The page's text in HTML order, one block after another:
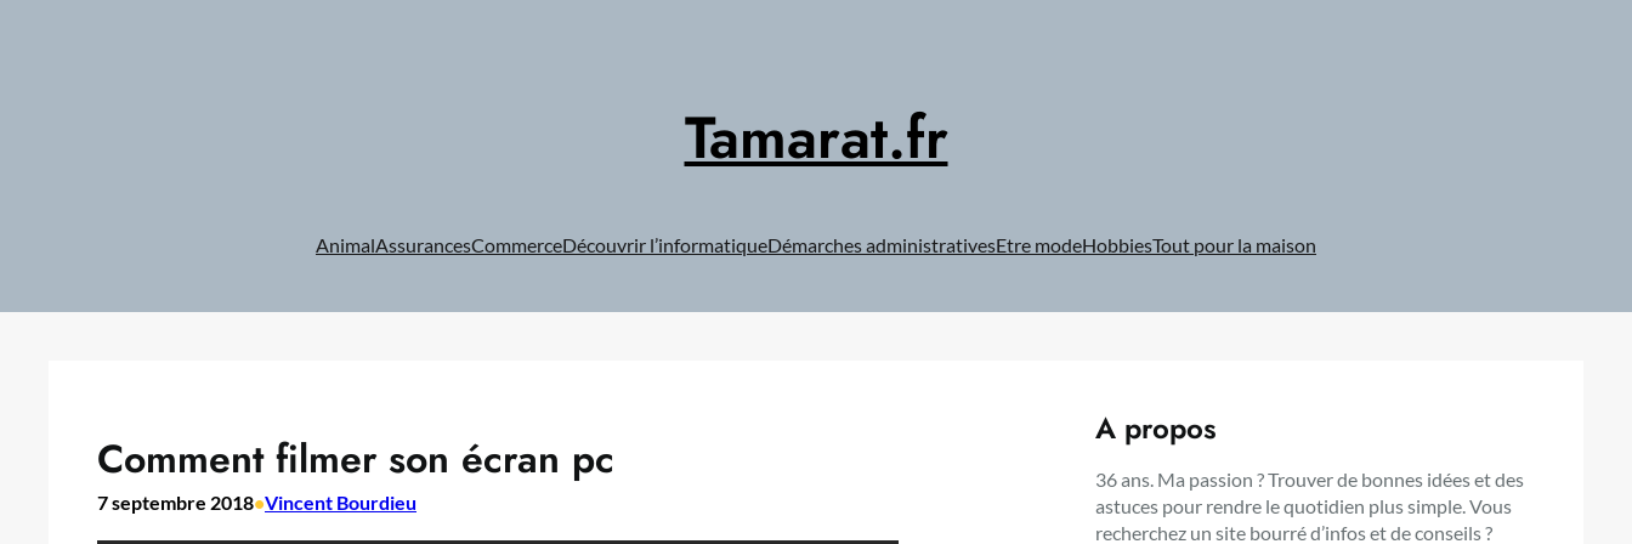
Tamarat.fr
AnimalAssurancesCommerceDécouvrir l’informatiqueDémarches administrativesEtre modeHobbiesTout pour la maison
Comment filmer son écran pc
7 septembre 2018•Vincent Bourdieu
A propos
36 ans. Ma passion ? Trouver de bonnes idées et des
astuces pour rendre le quotidien plus simple. Vous
recherchez un site bourré d’infos et de conseils ?